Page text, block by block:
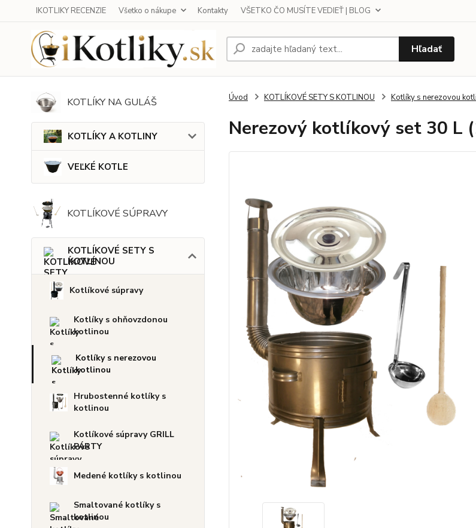
IKOTLIKY RECENZIE Všetko o nákupe Kontakty VŠETKO ČO MUSÍTE VEDIEŤ | BLOG
Hľadať
KOTLÍKY NA GULÁŠ
KOTLÍKY A KOTLINY
VEĽKÉ KOTLE
KOTLÍKOVÉ SÚPRAVY
KOTLÍKOVÉ SETY S
KOTLINOU
Kotlíkové súpravy
Kotlíky s ohňovzdonou
kotlinou
Kotlíky s nerezovou
kotlinou
Hrubostenné kotlíky s
kotlinou
Kotlíkové súpravy GRILL
PÁRTY
Medené kotlíky s kotlinou
Smaltované kotlíky s
kotlinou
Úvod KOTLÍKOVÉ SETY S KOTLINOU Kotlíky s nerezovou
Nerezový kotlíkový set 30 L